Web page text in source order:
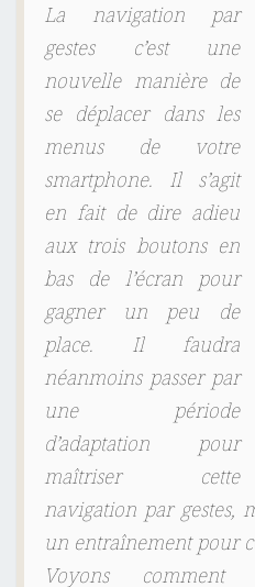
La navigation par
gestes c’est une
nouvelle manière de
se déplacer dans les
menus de votre
smartphone. Il s’agit
en fait de dire adieu
aux trois boutons en
bas de l’écran pour
gagner un peu de
place. Il faudra
néanmoins passer par
une période
d’adaptation pour
maîtriser cette
navigation par gestes,
un entraînement pour
Voyons